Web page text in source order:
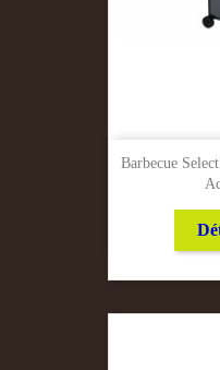
Barbecue